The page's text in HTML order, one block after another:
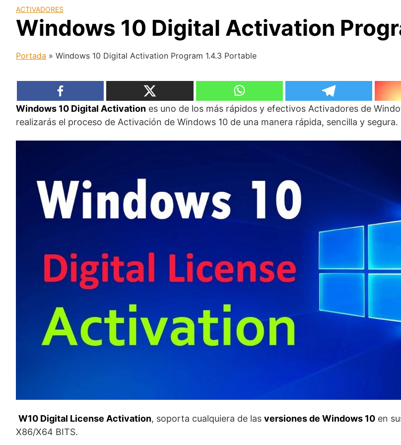
ACTIVADORES
Windows 10 Digital Activation
Portada » Windows 10 Digital Activation Program 1.4.3 Portable
Windows 10 Digital Activation es uno de los más rápidos y efectivos Activadores de
realizarás el proceso de Activación de Windows 10 de una manera rápida, sencilla y segura.
W10 Digital License Activation, soporta cualquiera de las versiones de Windows 10 en
X86/X64 BITS.